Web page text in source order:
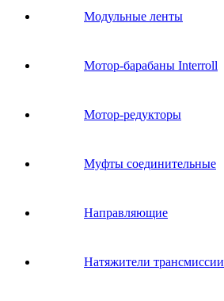
Модульные ленты
Мотор-барабаны Interroll
Мотор-редукторы
Муфты соединительные
Направляющие
Натяжители трансмиссии